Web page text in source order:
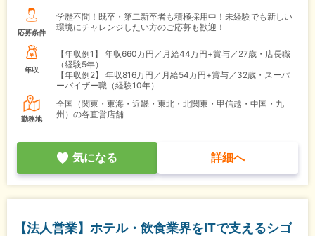
応募条件
学歴不問！既卒・第二新卒者も積極採用中！未経験でも新しい
環境にチャレンジしたい方のご応募も歓迎！
年収
【年収例1】
年収660万円／月給44万円+賞与／27歳・店長職
（経験5年）
【年収例2】
年収816万円／月給54万円+賞与／32歳・スーパ
ーバイザー職（経験10年）
勤務地
全国（関東・東海・近畿・東北・北関東・甲信越・中国・九
州）の各直営店舗
気になる 詳細へ
【法人営業】ホテル・飲食業界をITで支えるシゴ